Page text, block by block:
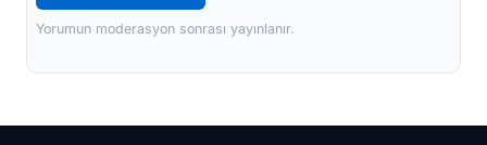
Yorumun moderasyon sonrası yayınlanır.